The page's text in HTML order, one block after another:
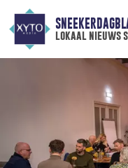
lokaal nieuws